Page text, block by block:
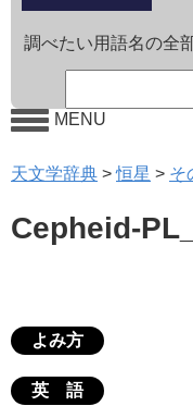
調べたい用語名の全
MENU
天文学辞典 >恒星 > そ
Cepheid-
よみ方
英 語